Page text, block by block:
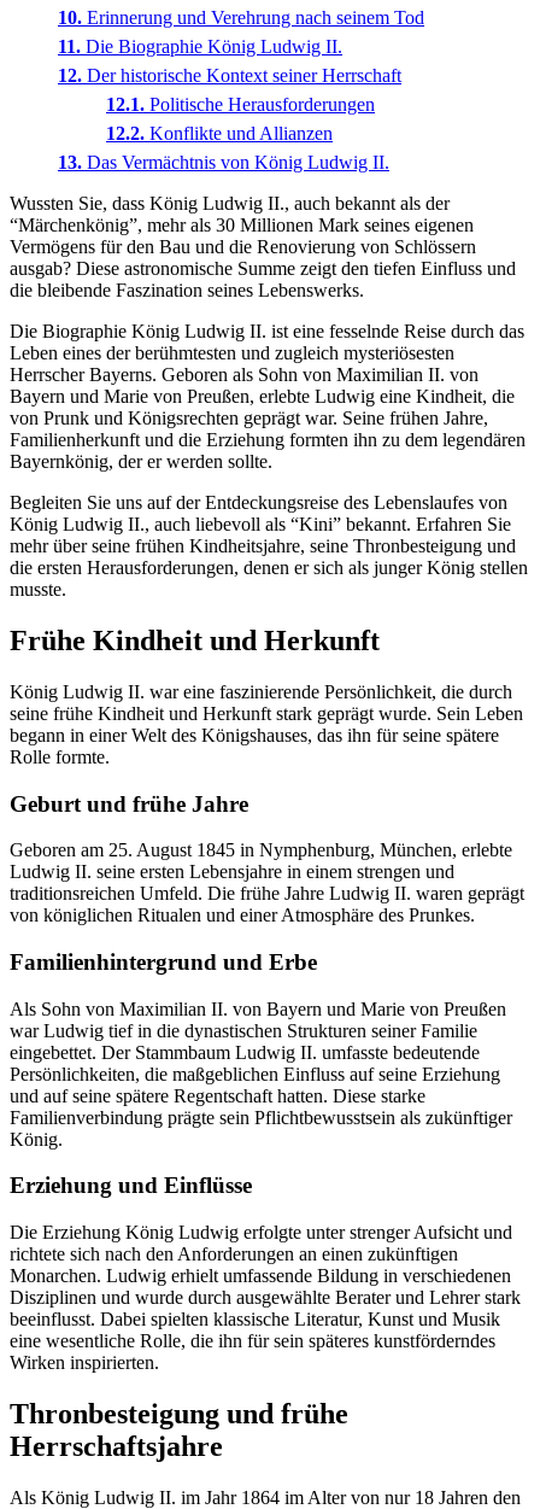
Erinnerung und Verehrung nach seinem Tod
Die Biographie König Ludwig II.
Der historische Kontext seiner Herrschaft
Politische Herausforderungen
Konflikte und Allianzen
Das Vermächtnis von König Ludwig II.
Wussten Sie, dass König Ludwig II., auch bekannt als der
“Märchenkönig”, mehr als 30 Millionen Mark seines eigenen
Vermögens für den Bau und die Renovierung von Schlössern
ausgab? Diese astronomische Summe zeigt den tiefen Einfluss und
die bleibende Faszination seines Lebenswerks.
Die Biographie König Ludwig II. ist eine fesselnde Reise durch das
Leben eines der berühmtesten und zugleich mysteriösesten
Herrscher Bayerns. Geboren als Sohn von Maximilian II. von
Bayern und Marie von Preußen, erlebte Ludwig eine Kindheit, die
von Prunk und Königsrechten geprägt war. Seine frühen Jahre,
Familienherkunft und die Erziehung formten ihn zu dem legendären
Bayernkönig, der er werden sollte.
Begleiten Sie uns auf der Entdeckungsreise des Lebenslaufes von
König Ludwig II., auch liebevoll als “Kini” bekannt. Erfahren Sie
mehr über seine frühen Kindheitsjahre, seine Thronbesteigung und
die ersten Herausforderungen, denen er sich als junger König stellen
musste.
Frühe Kindheit und Herkunft
König Ludwig II. war eine faszinierende Persönlichkeit, die durch
seine frühe Kindheit und Herkunft stark geprägt wurde. Sein Leben
begann in einer Welt des Königshauses, das ihn für seine spätere
Rolle formte.
Geburt und frühe Jahre
Geboren am 25. August 1845 in Nymphenburg, München, erlebte
Ludwig II. seine ersten Lebensjahre in einem strengen und
traditionsreichen Umfeld. Die frühe Jahre Ludwig II. waren geprägt
von königlichen Ritualen und einer Atmosphäre des Prunkes.
Familienhintergrund und Erbe
Als Sohn von Maximilian II. von Bayern und Marie von Preußen
war Ludwig tief in die dynastischen Strukturen seiner Familie
eingebettet. Der Stammbaum Ludwig II. umfasste bedeutende
Persönlichkeiten, die maßgeblichen Einfluss auf seine Erziehung
und auf seine spätere Regentschaft hatten. Diese starke
Familienverbindung prägte sein Pflichtbewusstsein als zukünftiger
König.
Erziehung und Einflüsse
Die Erziehung König Ludwig erfolgte unter strenger Aufsicht und
richtete sich nach den Anforderungen an einen zukünftigen
Monarchen. Ludwig erhielt umfassende Bildung in verschiedenen
Disziplinen und wurde durch ausgewählte Berater und Lehrer stark
beeinflusst. Dabei spielten klassische Literatur, Kunst und Musik
eine wesentliche Rolle, die ihn für sein späteres kunstförderndes
Wirken inspirierten.
Thronbesteigung und frühe
Herrschaftsjahre
Als König Ludwig II. im Jahr 1864 im Alter von nur 18 Jahren den